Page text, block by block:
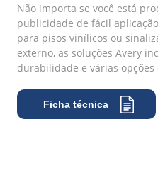
Não importa se você está
publicidade de fácil
para pisos vinílicos ou
externo, as soluções Avery
durabilidade e várias
Ficha técnica